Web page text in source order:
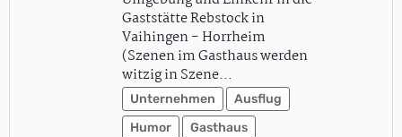
Gaststätte Rebstock in
Vaihingen - Horrheim
(Szenen im Gasthaus werden
witzig in Szene…
Unternehmen
Ausflug
Humor
Gasthaus